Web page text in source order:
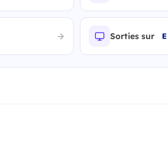
Sorties sur